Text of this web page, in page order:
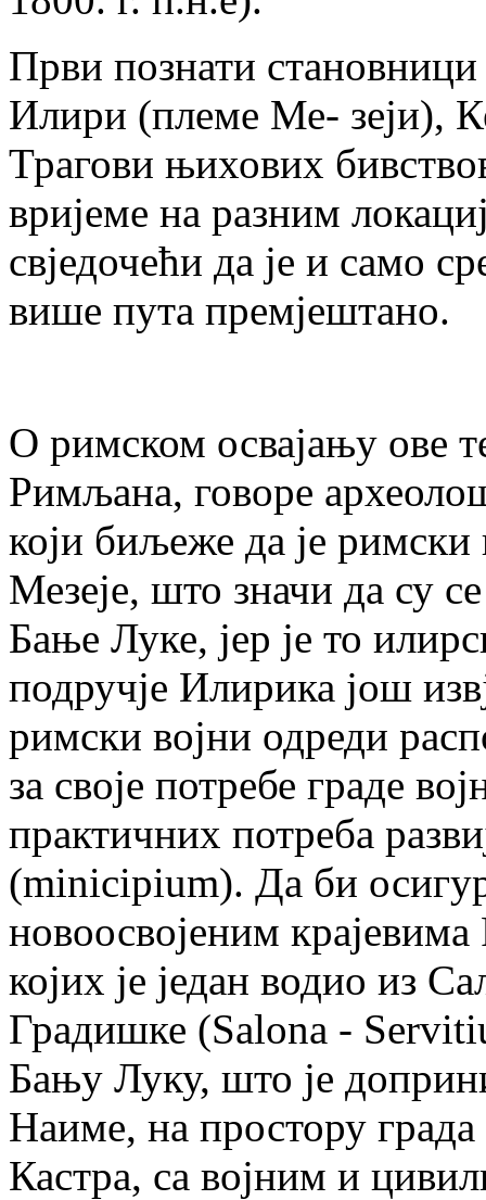
Први познати
Илири (племе Ме- зеји),
Трагови њихових
вријеме на разним
свједочећи да је и само
више пута премјештано.
О римском освајању ове
Римљана, говоре
који биљеже да је
Мезеје, што значи да су
Бање Луке, јер је то
подручје Илирика још
римски војни одреди
за своје потребе граде
практичних потреба
(minicipium). Да би
новоосвојеним
којих је један водио из
Градишке (Salona -
Бању Луку, што је
Наиме, на простору
Кастра, са војним и